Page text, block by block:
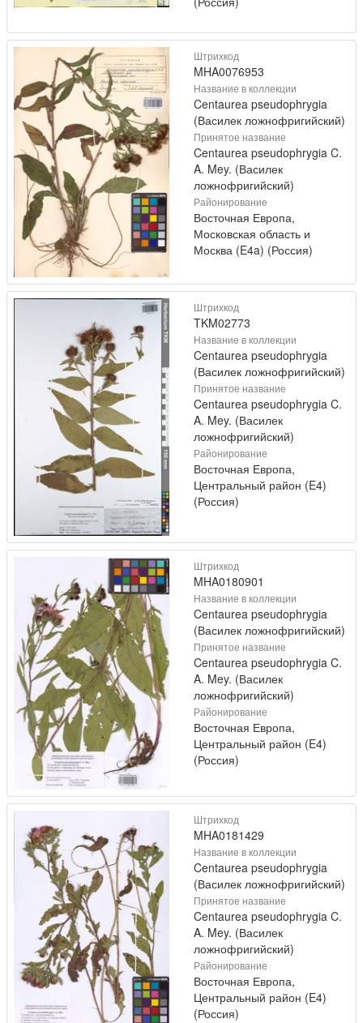
Штрихкод
MHA0076953
Название в коллекции
Centaurea pseudophrygia
(Василек ложнофригийский)
Принятое название
Centaurea pseudophrygia C.
A. Mey. (Василек
ложнофригийский)
Районирование
Восточная Европа,
Московская область и
Москва (E4a) (Россия)
Штрихкод
TKM02773
Название в коллекции
Centaurea pseudophrygia
(Василек ложнофригийский)
Принятое название
Centaurea pseudophrygia C.
A. Mey. (Василек
ложнофригийский)
Районирование
Восточная Европа,
Центральный район (E4)
(Россия)
Штрихкод
MHA0180901
Название в коллекции
Centaurea pseudophrygia
(Василек ложнофригийский)
Принятое название
Centaurea pseudophrygia C.
A. Mey. (Василек
ложнофригийский)
Районирование
Восточная Европа,
Центральный район (E4)
(Россия)
Штрихкод
MHA0181429
Название в коллекции
Centaurea pseudophrygia
(Василек ложнофригийский)
Принятое название
Centaurea pseudophrygia C.
A. Mey. (Василек
ложнофригийский)
Районирование
Восточная Европа,
Центральный район (E4)
(Россия)